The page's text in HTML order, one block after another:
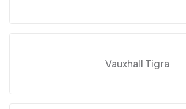
Vauxhall Tigra